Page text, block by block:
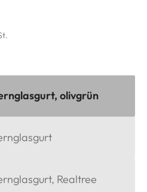
olivgrün
Realtree